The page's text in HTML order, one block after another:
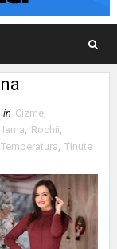
in Cizme,
Iarna, Rochii,
Temperatura, Tinute